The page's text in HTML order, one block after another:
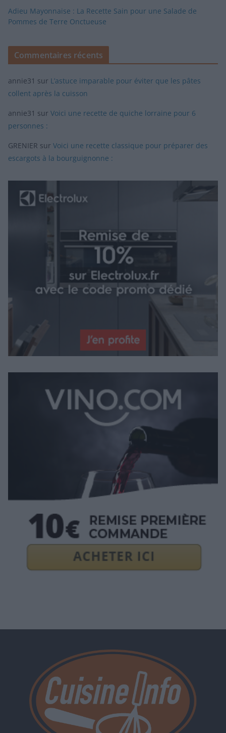
Adieu Mayonnaise : La Recette Sain pour une Salade de
Pommes de Terre Onctueuse
Commentaires récents
annie31 sur L’astuce imparable pour éviter que les pâtes
collent après la cuisson
annie31 sur Voici une recette de quiche lorraine pour 6
personnes :
GRENIER sur Voici une recette classique pour préparer des
escargots à la bourguignonne :